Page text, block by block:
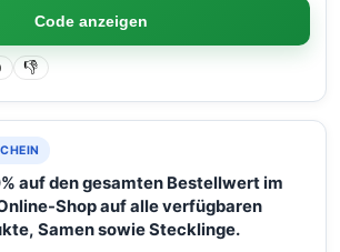
Code anzeigen
👎
auf den gesamten Bestellwert im
Shop auf alle verfügbaren
Samen sowie Stecklinge.